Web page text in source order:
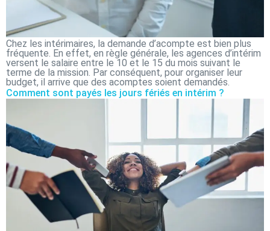
Chez les intérimaires, la demande d’acompte est bien plus
fréquente. En effet, en règle générale, les agences d’intérim
versent le salaire entre le 10 et le 15 du mois suivant le
terme de la mission. Par conséquent, pour organiser leur
budget, il arrive que des acomptes soient demandés.
Comment sont payés les jours fériés en intérim ?